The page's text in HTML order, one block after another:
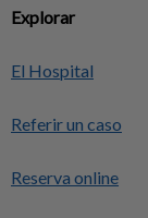
Explorar
El Hospital
Referir un caso
Reserva online